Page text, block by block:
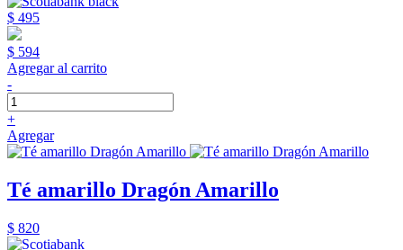
$ 495
$ 594
Agregar al carrito
-
+
Agregar
Té amarillo Dragón Amarillo
$ 820